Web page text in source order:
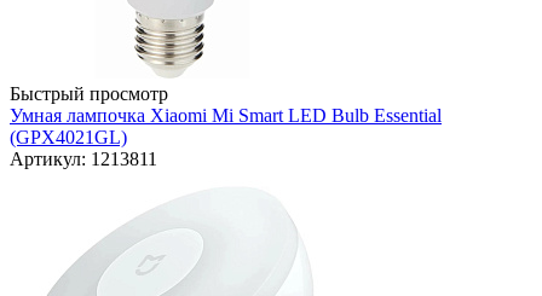
Быстрый просмотр
Умная лампочка Xiaomi Mi Smart LED Bulb Essential
(GPX4021GL)
Артикул: 1213811